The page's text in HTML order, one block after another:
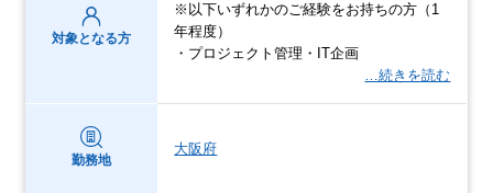
対象となる方
※以下いずれかのご経験をお持ちの方（1
年程度）
・プロジェクト管理・IT企画
…続きを読む
勤務地
大阪府